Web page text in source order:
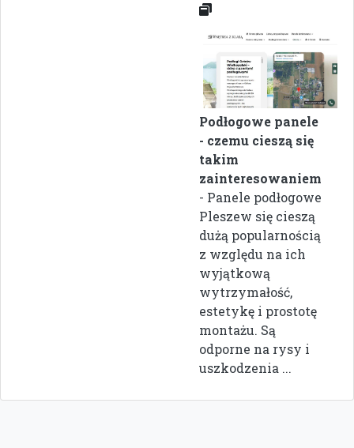
Podłogowe panele
- czemu cieszą się
takim
zainteresowaniem
- Panele podłogowe
Pleszew się cieszą
dużą popularnością
z względu na ich
wyjątkową
wytrzymałość,
estetykę i prostotę
montażu. Są
odporne na rysy i
uszkodzenia ...